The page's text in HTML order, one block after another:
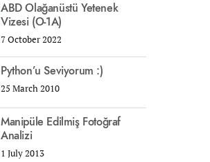
ABD Olağanüstü Yetenek
Vizesi (O-1A)
7 October 2022
Python’u Seviyorum :)
25 March 2010
Manipüle Edilmiş Fotoğraf
Analizi
1 July 2013